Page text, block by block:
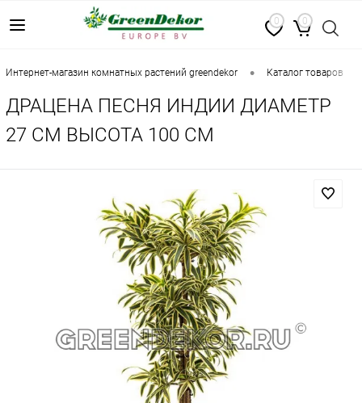
0 0
интернет-магазин комнатных растений greendekor • каталог товаров
ДРАЦЕНА ПЕСНЯ ИНДИИ ДИАМЕТР
27 СМ ВЫСОТА 100 СМ